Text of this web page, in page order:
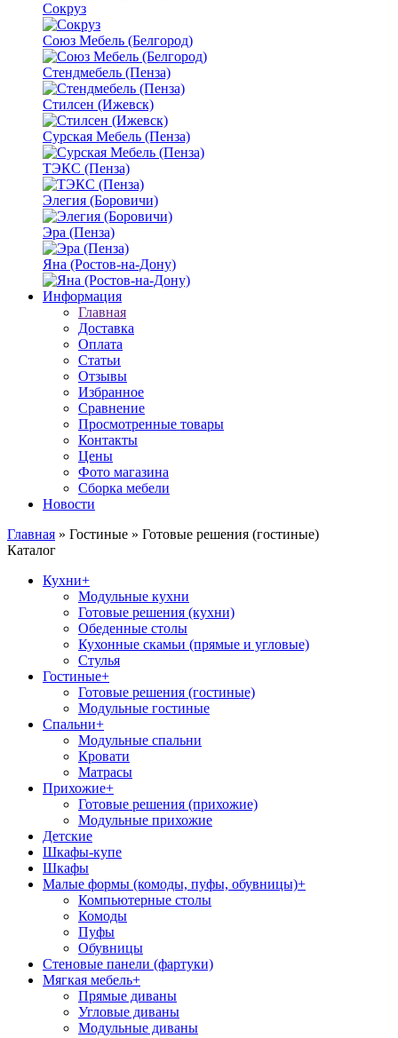
Сокруз
Союз Мебель (Белгород)
Стендмебель (Пенза)
Стилсен (Ижевск)
Сурская Мебель (Пенза)
ТЭКС (Пенза)
Элегия (Боровичи)
Эра (Пенза)
Яна (Ростов-на-Дону)
Информация
Главная
Доставка
Оплата
Статьи
Отзывы
Избранное
Сравнение
Просмотренные товары
Контакты
Цены
Фото магазина
Сборка мебели
Новости
Главная » Гостиные » Готовые решения (гостиные)
Каталог
Кухни+
Модульные кухни
Готовые решения (кухни)
Обеденные столы
Кухонные скамьи (прямые и угловые)
Стулья
Гостиные+
Готовые решения (гостиные)
Модульные гостиные
Спальни+
Модульные спальни
Кровати
Матрасы
Прихожие+
Готовые решения (прихожие)
Модульные прихожие
Детские
Шкафы-купе
Шкафы
Малые формы (комоды, пуфы, обувницы)+
Компьютерные столы
Комоды
Пуфы
Обувницы
Стеновые панели (фартуки)
Мягкая мебель+
Прямые диваны
Угловые диваны
Модульные диваны